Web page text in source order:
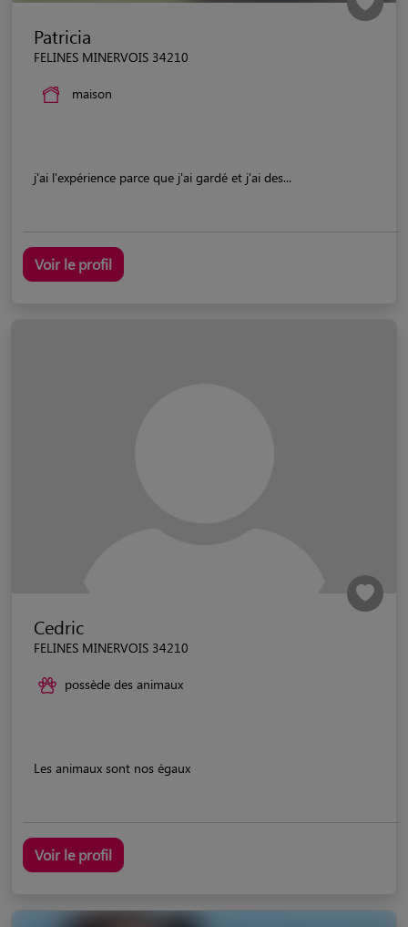
Patricia
FELINES MINERVOIS 34210
maison
j'ai l'expérience parce que j'ai gardé et j'ai des...
Voir le profil
Cedric
FELINES MINERVOIS 34210
possède des animaux
Les animaux sont nos égaux
Voir le profil